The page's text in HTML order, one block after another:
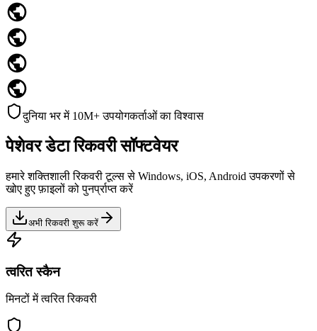
दुनिया भर में 10M+ उपयोगकर्ताओं का विश्वास
पेशेवर डेटा रिकवरी सॉफ्टवेयर
हमारे शक्तिशाली रिकवरी टूल्स से Windows, iOS, Android उपकरणों से
खोए हुए फ़ाइलों को पुनर्प्राप्त करें
अभी रिकवरी शुरू करें
त्वरित स्कैन
मिनटों में त्वरित रिकवरी